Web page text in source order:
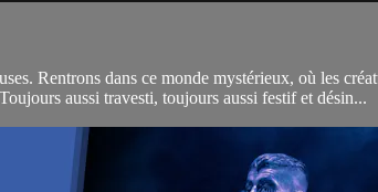
Rentrons dans ce monde mystérieux, où les
aussi travesti, toujours aussi festif et désin...